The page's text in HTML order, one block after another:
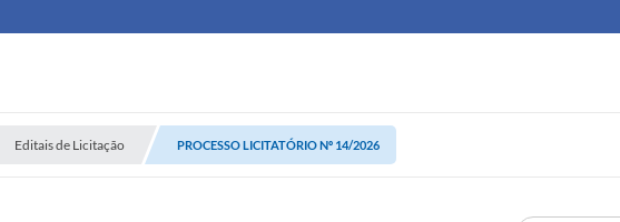
Editais de Licitação PROCESSO LICITATÓRIO Nº 14/2026